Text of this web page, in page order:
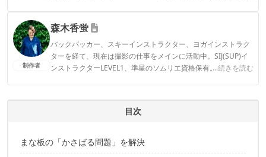
CAMP HACK編集部のプロフィール
制作者
森木香蛍
バックパッカー、スキーインストラクター、ヨガインストラク
ターを経て、現在は撮影の仕事をメインに活動中。SIJ(SUP)イ
ンストラクターLEVEL1、準星のソムリエ資格保有。 アクティ
...続きを読む
森木香蛍のプロフィール
目次
まな板の「かさばる問題」を解決